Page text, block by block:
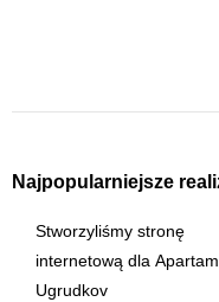
Najpopularniejsze
Stworzyliśmy stronę
internetową dla
Ugrudkov